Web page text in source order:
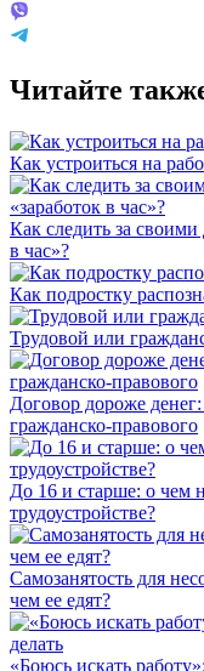
Читайте
Как устроиться на
Как следить за своими
в час»?
Как подростку
Трудовой или
Договор дороже
гражданско-правового
До 16 и старше: о чем
трудоустройстве?
Самозанятость для
чем ее едят?
«Боюсь искать